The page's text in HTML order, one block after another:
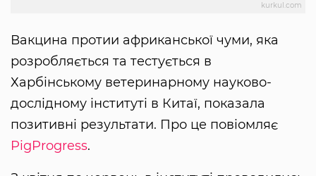
kurkul.com
Вакцина протии африканської чуми, яка
розробляється та тестується в
Харбінському ветеринарному науково-
дослідному інституті в Китаї, показала
позитивні результати. Про це повіомляє
PigProgress.